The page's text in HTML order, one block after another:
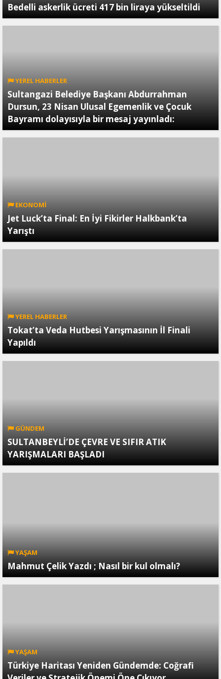
Bedelli askerlik ücreti 417 bin liraya yükseltildi
YEREL HABERLER
Sultangazi Belediye Başkanı Abdurrahman
Dursun, 23 Nisan Ulusal Egemenlik ve Çocuk
Bayramı dolayısıyla bir mesaj yayınladı:
EKONOMİ
Jet Luck’ta Final: En İyi Fikirler Halkbank’ta
Yarıştı
YEREL HABERLER
Tokat’ta Veda Hutbesi Yarışmasının İl Finali
Yapıldı
GÜNDEM
SULTANBEYLİ’DE ÇEVRE VE SIFIR ATIK
YARIŞMALARI BAŞLADI
YAŞAM
Mahmut Çelik Yazdı ; Nasıl bir kul olmalı?
YAŞAM
Türkiye Haritası Yeniden Gündemde: Coğrafi